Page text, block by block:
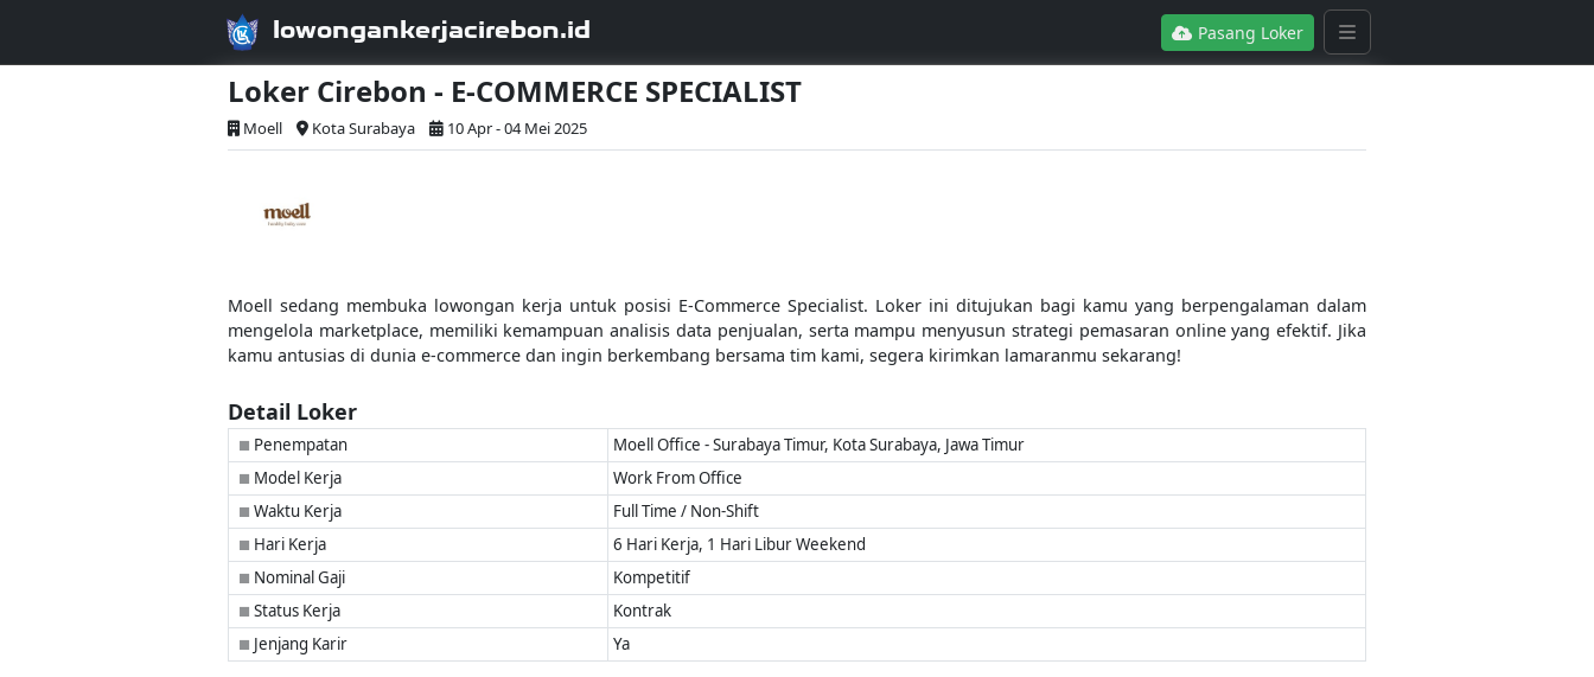
lowongankerjacirebon.id Pasang Loker
Loker Cirebon - E-COMMERCE SPECIALIST
Moell Kota Surabaya 10 Apr - 04 Mei 2025
Moell sedang membuka lowongan kerja untuk posisi E-Commerce Specialist. Loker ini ditujukan bagi kamu yang berpengalaman dalam
mengelola marketplace, memiliki kemampuan analisis data penjualan, serta mampu menyusun strategi pemasaran online yang efektif. Jika
kamu antusias di dunia e-commerce dan ingin berkembang bersama tim kami, segera kirimkan lamaranmu sekarang!
Detail Loker
■ Penempatan Moell Office - Surabaya Timur, Kota Surabaya, Jawa Timur
■ Model Kerja Work From Office
■ Waktu Kerja Full Time / Non-Shift
■ Hari Kerja 6 Hari Kerja, 1 Hari Libur Weekend
■ Nominal Gaji Kompetitif
■ Status Kerja Kontrak
■ Jenjang Karir Ya